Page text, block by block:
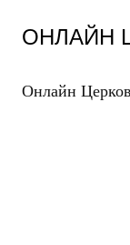
содержанию
ОНЛАЙН
Онлайн